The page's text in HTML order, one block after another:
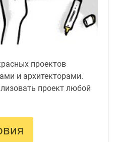
проектов
и архитекторами.
проект любой